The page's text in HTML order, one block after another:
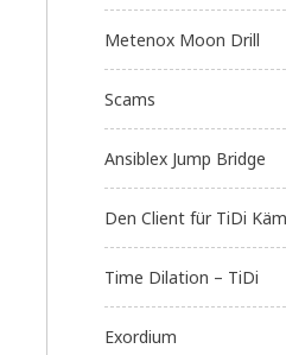
Metenox Moon Drill
Scams
Ansiblex Jump Bridge
Den Client für TiDi
Time Dilation – TiDi
Exordium